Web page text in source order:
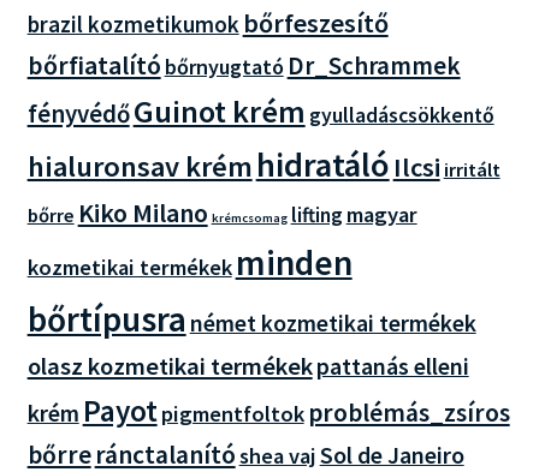
brazil kozmetikumok bőrfeszesítő
bőrfiatalító bőrnyugtató Dr_Schrammek
fényvédőGuinot krém gyulladáscsökkentő
hialuronsav krémhidratáló Ilcsi irritált
bőrre Kiko Milano krémcsomag lifting magyar
kozmetikai termékek minden
bőrtípusra német kozmetikai termékek
olasz kozmetikai termékekpattanás elleni
krém Payotpigmentfoltok problémás_zsíros
bőrreránctalanítóshea vajSol de Janeiro